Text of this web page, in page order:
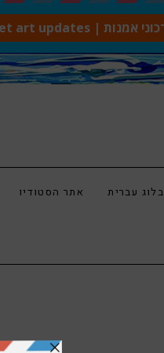
אתר הסטודיו בלוג עברית